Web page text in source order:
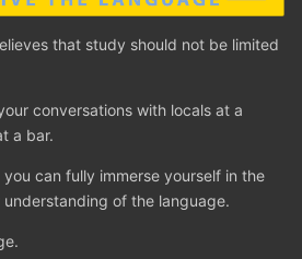
that study should not be limited
conversations with locals at a
a bar.
can fully immerse yourself in the
of the language.